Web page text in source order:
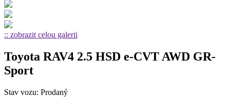
:: zobrazit celou galerii
Toyota RAV4 2.5 HSD e-CVT AWD GR-
Sport
Stav vozu: Prodaný